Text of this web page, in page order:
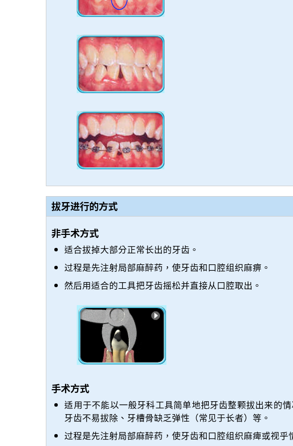
拔牙进行的方式
非手术方式
适合拔掉大部分正常长出的牙齿。
过程是先注射局部麻醉药，使牙齿和口腔组织麻痹。
然后用适合的工具把牙齿摇松并直接从口腔取出。
手术方式
适用于不能以一般牙科工具简单地把牙齿整颗拔出来的
牙齿不易拔除、牙槽骨缺乏弹性（常见于长者）等。
过程是先注射局部麻醉药，使牙齿和口腔组织麻痺或视乎